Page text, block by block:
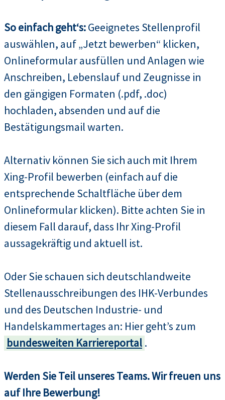
So einfach geht‘s:Geeignetes Stellenprofil
auswählen, auf „Jetzt bewerben“ klicken,
Onlineformular ausfüllen und Anlagen wie
Anschreiben, Lebenslauf und Zeugnisse in
den gängigen Formaten (.pdf, .doc)
hochladen, absenden und auf die
Bestätigungsmail warten.
Alternativ können Sie sich auch mit Ihrem
Xing-Profil bewerben (einfach auf die
entsprechende Schaltfläche über dem
Onlineformular klicken). Bitte achten Sie in
diesem Fall darauf, dass Ihr Xing-Profil
aussagekräftig und aktuell ist.
Oder Sie schauen sich deutschlandweite
Stellenausschreibungen des IHK-Verbundes
und des Deutschen Industrie- und
Handelskammertages an: Hier geht’s zum
bundesweiten Karriereportal .
Werden Sie Teil unseres Teams. Wir freuen uns
auf Ihre Bewerbung!